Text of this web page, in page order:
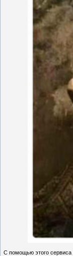
С помощью этого сервиса